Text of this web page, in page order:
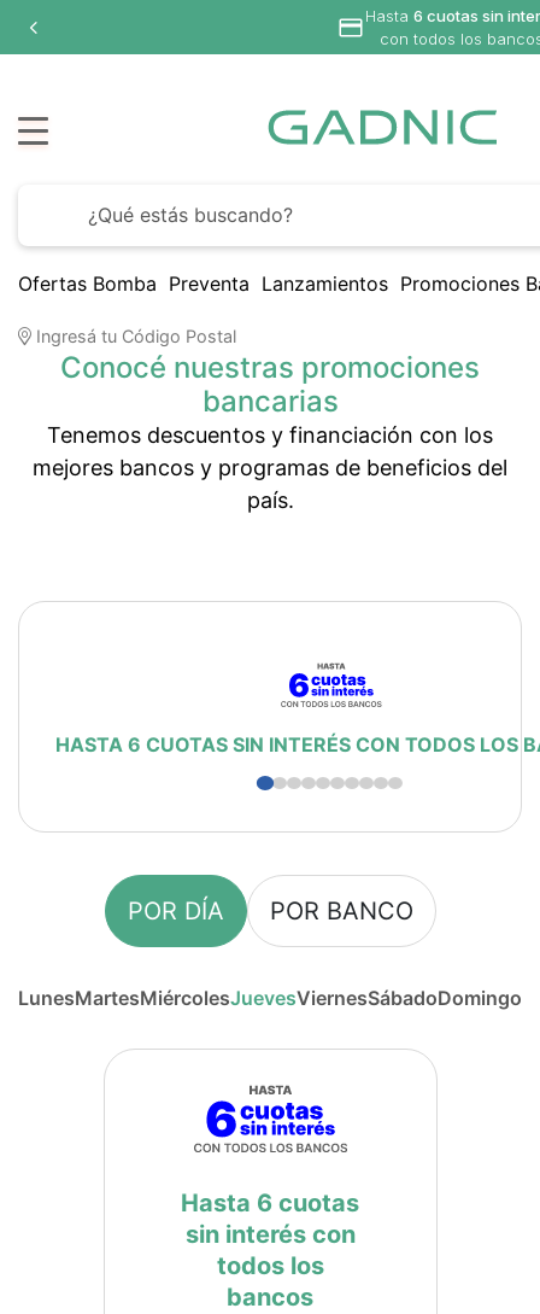
Hasta 6 cuotas sin
con todos los
Ofertas Bomba Preventa Lanzamientos Promociones
Ingresá tu Código Postal
Conocé nuestras promociones
bancarias
Tenemos descuentos y financiación con los
mejores bancos y programas de beneficios del
país.
HASTA 6 CUOTAS SIN INTERÉS CON TODOS LOS
POR DÍA POR BANCO
LunesMartesMiércolesJuevesViernesSábadoDomingo
Hasta 6 cuotas
sin interés con
todos los
bancos